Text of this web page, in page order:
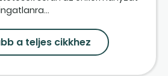
a teljes cikkhez